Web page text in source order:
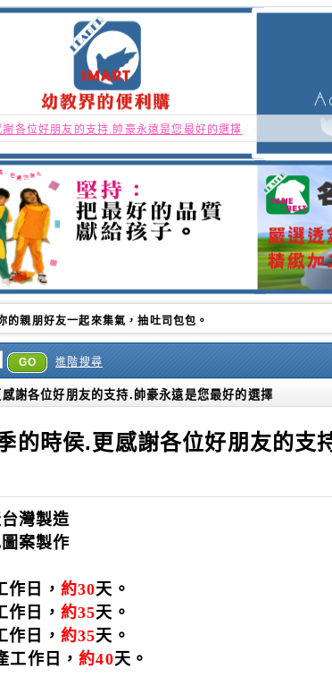
各位好朋友的支持.帥豪永遠是您最好的選擇
好朋友的支持.帥豪永遠是您最好的選擇
GO 進階搜尋
謝各位好朋友的支持.帥豪永遠是您最好的選擇
的時侯.更感謝各位好朋友的支
灣製造
案製作
作日， 約30天 。
作日， 約35天 。
作日， 約35天 。
工作日，約40天 。